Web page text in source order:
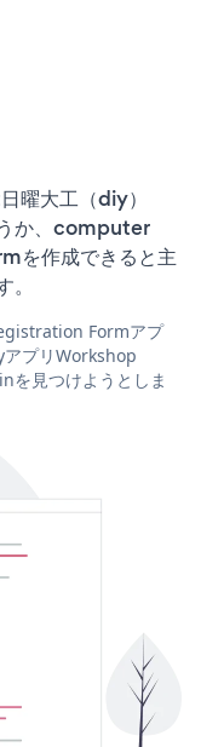
曜大工（diy）
か、computer
作成できると主
Formアプ
プリWorkshop
見つけようとしま